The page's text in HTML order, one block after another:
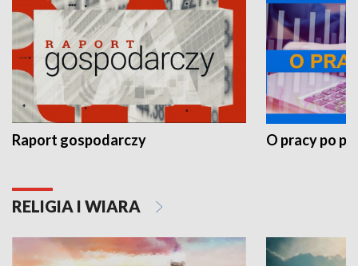
Raport gospodarczy O pracy po
RELIGIA I WIARA